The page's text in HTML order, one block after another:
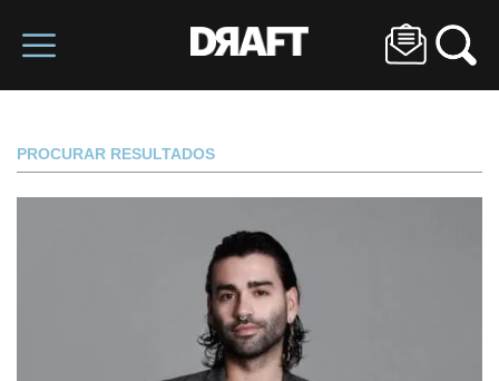
PROCURAR RESULTADOS